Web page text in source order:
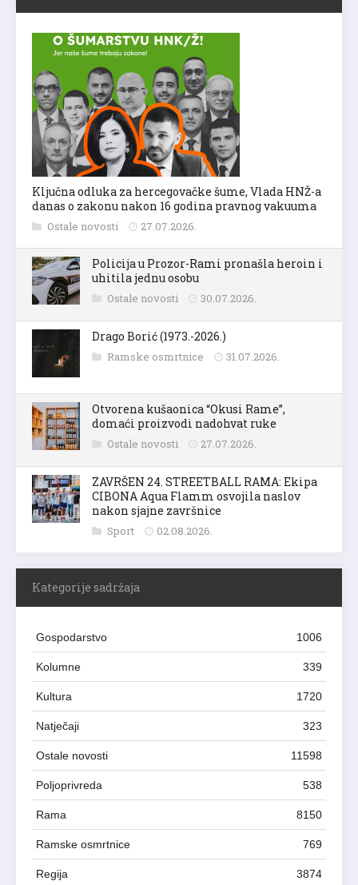
Ključna odluka za hercegovačke šume, Vlada HNŽ-a
danas o zakonu nakon 16 godina pravnog vakuuma
Ostale novosti 27.07.2026.
Policija u Prozor-Rami pronašla heroin i
uhitila jednu osobu
Ostale novosti 30.07.2026.
Drago Borić (1973.-2026.)
Ramske osmrtnice 31.07.2026.
Otvorena kušaonica “Okusi Rame”,
domaći proizvodi nadohvat ruke
Ostale novosti 27.07.2026.
ZAVRŠEN 24. STREETBALL RAMA: Ekipa
CIBONA Aqua Flamm osvojila naslov
nakon sjajne završnice
Sport 02.08.2026.
Kategorije sadržaja
Gospodarstvo 1006
Kolumne 339
Kultura 1720
Natječaji 323
Ostale novosti 11598
Poljoprivreda 538
Rama 8150
Ramske osmrtnice 769
Regija 3874